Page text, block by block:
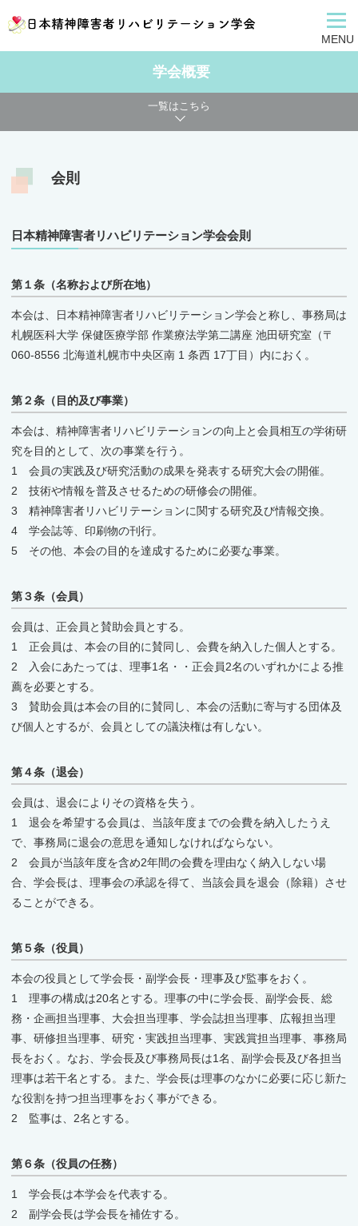
MENU
学会概要
一覧はこちら
会則
日本精神障害者リハビリテーション学会会則
第１条（名称および所在地）
本会は、日本精神障害者リハビリテーション学会と称し、事務局は
札幌医科大学 保健医療学部 作業療法学第二講座 池田研究室（〒
060-8556 北海道札幌市中央区南 1 条西 17丁目）内におく。
第２条（目的及び事業）
本会は、精神障害者リハビリテーションの向上と会員相互の学術研
究を目的として、次の事業を行う。
1 会員の実践及び研究活動の成果を発表する研究大会の開催。
2 技術や情報を普及させるための研修会の開催。
3 精神障害者リハビリテーションに関する研究及び情報交換。
4 学会誌等、印刷物の刊行。
5 その他、本会の目的を達成するために必要な事業。
第３条（会員）
会員は、正会員と賛助会員とする。
1 正会員は、本会の目的に賛同し、会費を納入した個人とする。
2 入会にあたっては、理事1名・・正会員2名のいずれかによる推
薦を必要とする。
3 賛助会員は本会の目的に賛同し、本会の活動に寄与する団体及
び個人とするが、会員としての議決権は有しない。
第４条（退会）
会員は、退会によりその資格を失う。
1 退会を希望する会員は、当該年度までの会費を納入したうえ
で、事務局に退会の意思を通知しなければならない。
2 会員が当該年度を含め2年間の会費を理由なく納入しない場
合、学会長は、理事会の承認を得て、当該会員を退会（除籍）させ
ることができる。
第５条（役員）
本会の役員として学会長・副学会長・理事及び監事をおく。
1 理事の構成は20名とする。理事の中に学会長、副学会長、総
務・企画担当理事、大会担当理事、学会誌担当理事、広報担当理
事、研修担当理事、研究・実践担当理事、実践賞担当理事、事務局
長をおく。なお、学会長及び事務局長は1名、副学会長及び各担当
理事は若干名とする。また、学会長は理事のなかに必要に応じ新た
な役割を持つ担当理事をおく事ができる。
2 監事は、2名とする。
第６条（役員の任務）
1 学会長は本学会を代表する。
2 副学会長は学会長を補佐する。